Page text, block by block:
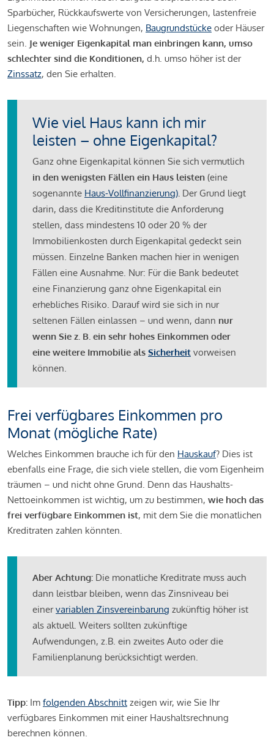
Sparbücher, Rückkaufswerte von Versicherungen, lastenfreie
Liegenschaften wie Wohnungen, Baugrundstücke oder Häuser
sein. Je weniger Eigenkapital man einbringen kann, umso
schlechter sind die Konditionen, d.h. umso höher ist der
Zinssatz, den Sie erhalten.
Wie viel Haus kann ich mir
leisten – ohne Eigenkapital?
Ganz ohne Eigenkapital können Sie sich vermutlich
in den wenigsten Fällen ein Haus leisten (eine
sogenannte Haus-Vollfinanzierung). Der Grund liegt
darin, dass die Kreditinstitute die Anforderung
stellen, dass mindestens 10 oder 20 % der
Immobilienkosten durch Eigenkapital gedeckt sein
müssen. Einzelne Banken machen hier in wenigen
Fällen eine Ausnahme. Nur: Für die Bank bedeutet
eine Finanzierung ganz ohne Eigenkapital ein
erhebliches Risiko. Darauf wird sie sich in nur
seltenen Fällen einlassen – und wenn, dann nur
wenn Sie z. B. ein sehr hohes Einkommen oder
eine weitere Immobilie als Sicherheit vorweisen
können.
Frei verfügbares Einkommen pro
Monat (mögliche Rate)
Welches Einkommen brauche ich für den Hauskauf? Dies ist
ebenfalls eine Frage, die sich viele stellen, die vom Eigenheim
träumen – und nicht ohne Grund. Denn das Haushalts-
Nettoeinkommen ist wichtig, um zu bestimmen, wie hoch das
frei verfügbare Einkommen ist, mit dem Sie die monatlichen
Kreditraten zahlen könnten.
Aber Achtung: Die monatliche Kreditrate muss auch
dann leistbar bleiben, wenn das Zinsniveau bei
einervariablen Zinsvereinbarung zukünftig höher ist
als aktuell. Weiters sollten zukünftige
Aufwendungen, z.B. ein zweites Auto oder die
Familienplanung berücksichtigt werden.
Tipp: Im folgenden Abschnitt zeigen wir, wie Sie Ihr
verfügbares Einkommen mit einer Haushaltsrechnung
berechnen können.